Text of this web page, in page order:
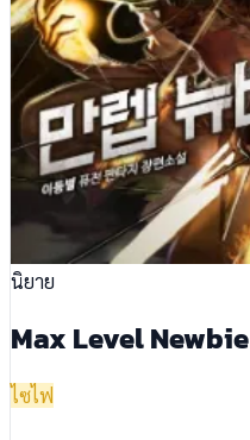
นิยาย
Max Level Newbie
ไซไฟ